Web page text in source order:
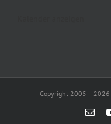
Copyright 2005 – 2026
E-